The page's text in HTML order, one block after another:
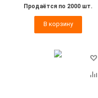
Продаётся по 2000 шт.
В корзину